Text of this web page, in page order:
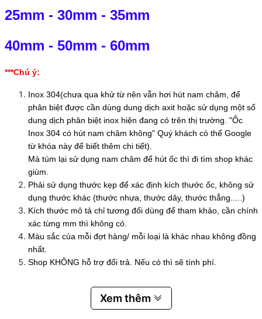
25mm - 30mm - 35mm
40mm - 50mm - 60mm
***Chú ý:
Inox 304(chưa qua khử từ nên vẫn hơi hút nam châm, để
phân biệt được cần dùng dung dịch axit hoặc sử dụng một số
dung dịch phân biệt inox hiện đang có trên thị trường. "Ốc
Inox 304 có hút nam châm không" Quý khách có thể Google
từ khóa này để biết thêm chi tiết).
Mà túm lại sử dụng nam châm để hút ốc thì đi tìm shop khác
giùm.
Phải sử dụng thước kẹp để xác định kích thước ốc, không sử
dụng thước khác (thước nhựa, thước dây, thước thẳng.....)
Kích thước mô tả chỉ tương đối dùng để tham khảo, cần chính
xác từng mm thì không có.
Màu sắc của mỗi đợt hàng/ mỗi loại là khác nhau không đồng
nhất.
Shop KHÔNG hỗ trợ đổi trả. Nếu có thì sẽ tính phí.
Xem thêm